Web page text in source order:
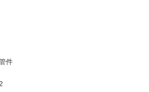
件